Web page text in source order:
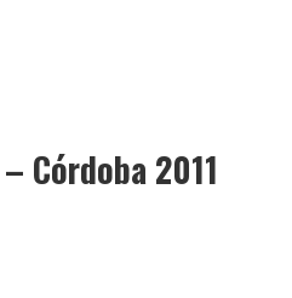
Córdoba 2011